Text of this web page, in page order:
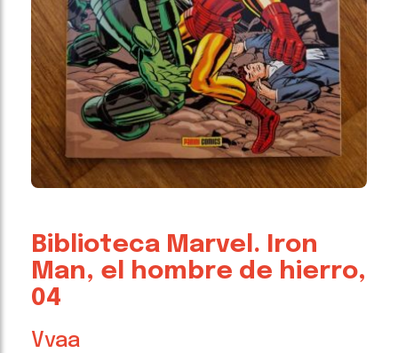
Biblioteca Marvel. Iron
Man, el hombre de hierro,
04
Vvaa